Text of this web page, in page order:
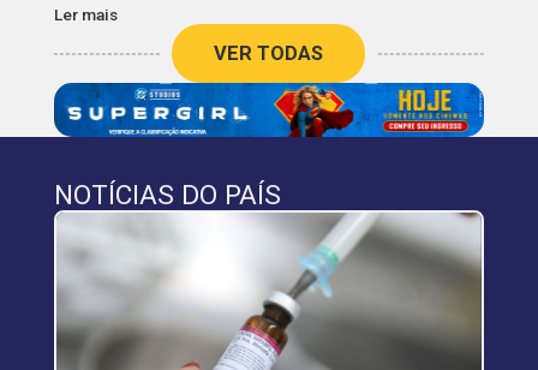
Ler mais
VER TODAS
NOTÍCIAS DO PAÍS